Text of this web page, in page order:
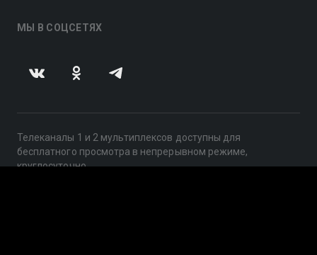
МЫ В СОЦСЕТЯХ
Телеканалы 1 и 2 мультиплексов доступны для
бесплатного просмотра в непрерывном режиме,
круглосуточно.